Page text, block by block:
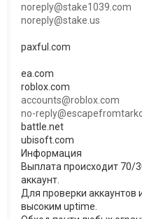
noreply@stake1039.com
noreply@stake.us
paxful.com
ea.com
roblox.com
accounts@roblox.com
no-
battle.net
ubisoft.com
Информация
Выплата происходит 70/
аккаунт.
Для проверки аккаунтов
высоким uptime.